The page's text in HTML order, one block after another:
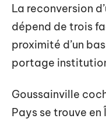
La reconversion
dépend de trois
proximité d’un
portage
Goussainville
Pays se trouve